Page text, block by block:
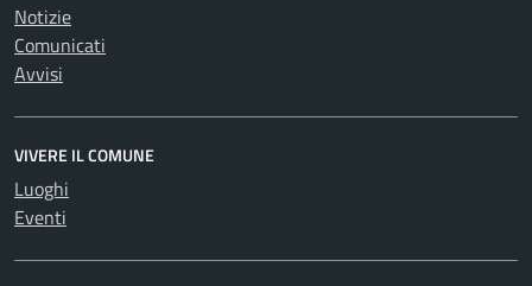
Notizie
Comunicati
Avvisi
VIVERE IL COMUNE
Luoghi
Eventi